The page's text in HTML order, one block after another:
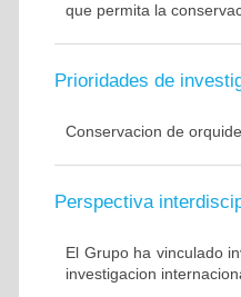
que permita la
Prioridades de
Conservacion de
Perspectiva
El Grupo ha vinculado
investigacion